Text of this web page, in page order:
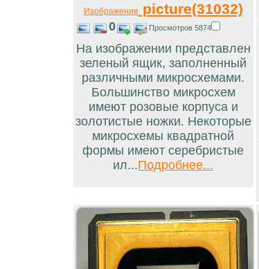
Изображение picture(31032)
0 Просмотров 5874
На изображении представлен
зеленый ящик, заполненный
различными микросхемами.
Большинство микросхем
имеют розовые корпуса и
золотистые ножки. Некоторые
микросхемы квадратной
формы имеют серебристые
ил...Подробнее...